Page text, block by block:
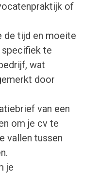
of
de tijd en moeite
te
wat
door
van een
om je cv te
vallen tussen
je